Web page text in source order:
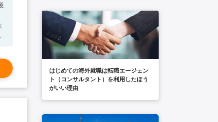
はじめての海外就職は転職エージェン
ト（コンサルタント）を利用したほう
がいい理由